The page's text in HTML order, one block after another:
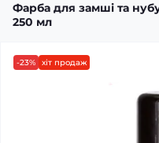
Фарба для замші та
250 мл
-23% хіт продаж